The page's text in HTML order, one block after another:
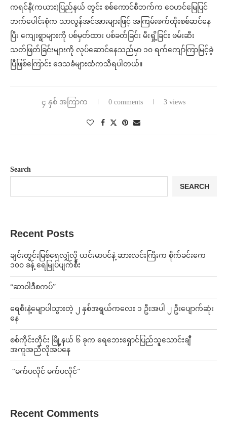
ကရင်နီ(ကယား)ပြည်နယ် တွင်း စစ်ကောင်စီဘက်က ဝေဟင်မြေပြင်
ဘက်ပေါင်းစုံက သာလွန်အင်အားများဖြင့် အကြမ်းဖက်ထိုးစစ်ဆင်နေ
ပြီး ကျေးရွာများကို ပစ်မှတ်ထား ပစ်ခတ်ခြင်း မီးရှို့ခြင်း ဖမ်းဆီး
သတ်ဖြတ်ခြင်းများကို လုပ်ဆောင်နေသည်မှာ ၁၀ ရက်ကျော်ကြာမြင့်ခဲ့
ပြီဖြစ်ကြောင်း ဒေသခံများထံကသိရပါတယ်။
၄ နှစ် အကြာက 0 comments 3 views
Search
SEARCH
Recent Posts
ချင်းတွင်းမြစ်ရေလျှံလို့ ယင်းမာပင်နဲ့ ဆားလင်းကြီးက စိုက်ခင်းဧက
၁၀၀ ခန့် ရေမြုပ်ပျက်စီး
“ဆာဝါဒီစကပ်”
ရေစီးနဲ့မျောပါသွားတဲ့ ၂ နှစ်အရွယ်ကလေး ၁ ဦးအပါ ၂ ဦးပျောက်ဆုံး
နေ
စစ်ကိုင်းတိုင်း မြို့နယ် ၆ ခုက ရေဘေးရှောင်ပြည်သူသောင်းချီ
အကူအညီလိုအပ်နေ
⁨ ⁨“မက်ပလိုင် မက်ပလိုင်”
Recent Comments